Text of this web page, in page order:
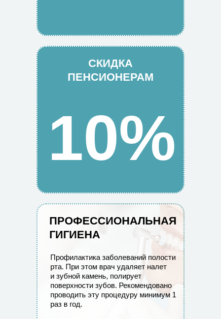
Профилактика заболеваний полости
рта. При этом врач удаляет налет
и зубной камень, полирует
поверхности зубов. Рекомендовано
проводить эту процедуру минимум 1
раз в год.
СКИДКА
ПЕНСИОНЕРАМ
ПРОФЕССИОНАЛЬНАЯ
ГИГИЕНА
10%